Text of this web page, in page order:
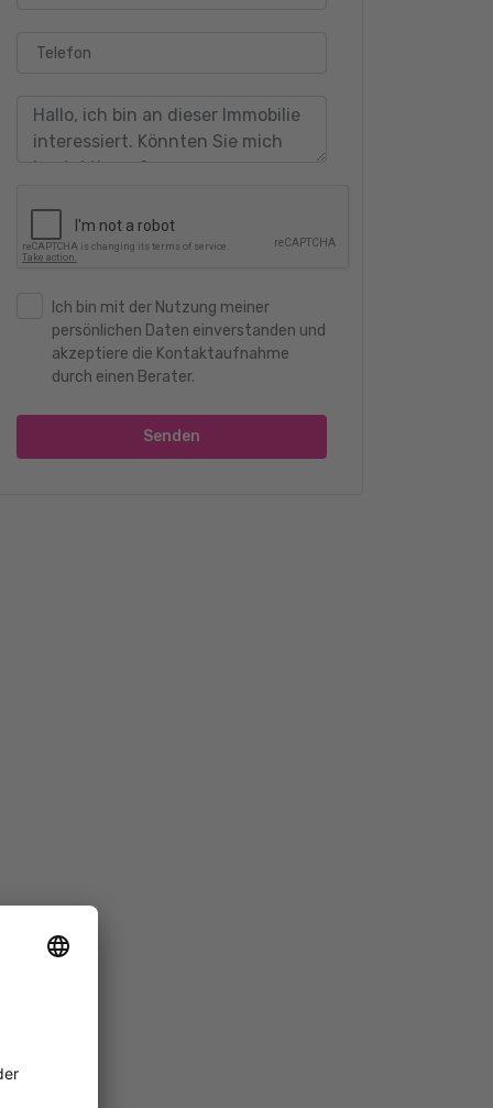
Telefon
Ich bin mit der Nutzung meiner
persönlichen Daten einverstanden und
akzeptiere die Kontaktaufnahme
durch einen Berater.
Senden